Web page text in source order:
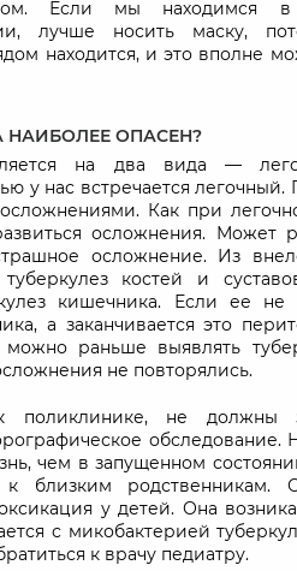
Если мы находимся в
лучше носить маску,
находится, и это вполне
НАИБОЛЕЕ ОПАСЕН?
на два вида —
у нас встречается легочный.
Как при
осложнения. Может
осложнение. Из
костей и
кишечника. Если ее не
а заканчивается это
раньше выявлять
не повторялись.
поликлинике, не должны
обследование.
чем в запущенном
к близким родственникам.
у детей. Она
с микобактерией
к врачу педиатру.